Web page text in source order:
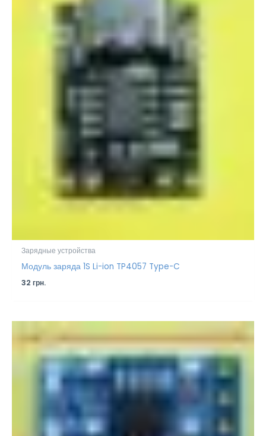
Зарядные устройства
Модуль заряда 1S Li-ion TP4057 Type-C
32грн.